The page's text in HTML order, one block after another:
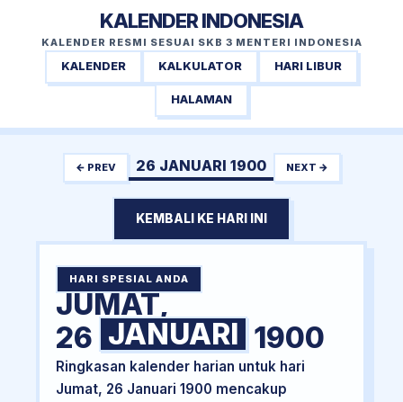
KALENDER INDONESIA
KALENDER RESMI SESUAI SKB 3 MENTERI INDONESIA
KALENDER KALKULATOR HARI LIBUR
HALAMAN
← PREV 26 JANUARI 1900 NEXT →
KEMBALI KE HARI INI
HARI SPESIAL ANDA
JUMAT,
26 JANUARI 1900
Ringkasan kalender harian untuk hari
Jumat, 26 Januari 1900 mencakup